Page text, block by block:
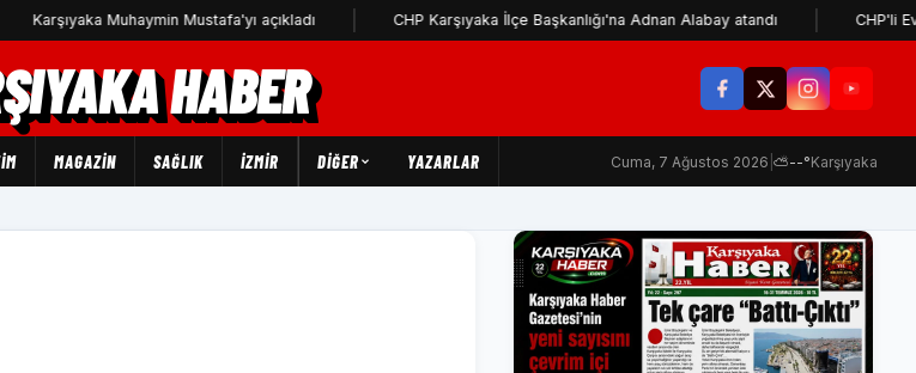
Muhaymin Mustafa'yı açıkladı CHP Karşıyaka İlçe Başkanlığı'na Adnan Alabay atandı CHP'li Evsen:
HABER
MAGAZİN SAĞLIK İZMİR DIĞER YAZARLAR Cuma, 7 Ağustos 2026 ⛅--°Karşıyaka